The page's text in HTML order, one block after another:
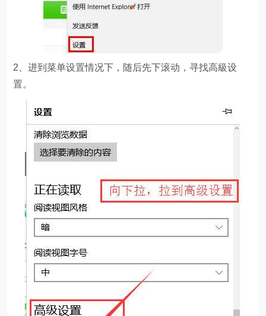
2、进到菜单设置情况下，随后先下滚动，寻找高級设
置。